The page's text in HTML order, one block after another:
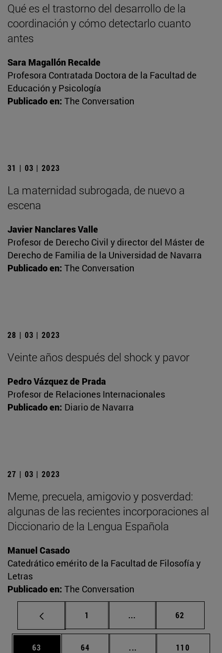
Qué es el trastorno del desarrollo de la
coordinación y cómo detectarlo cuanto
antes
Sara Magallón Recalde
Profesora Contratada Doctora de la Facultad de
Educación y Psicología
Publicado en: The Conversation
31 | 03 | 2023
La maternidad subrogada, de nuevo a
escena
Javier Nanclares Valle
Profesor de Derecho Civil y director del Máster de
Derecho de Familia de la Universidad de Navarra
Publicado en: The Conversation
28 | 03 | 2023
Veinte años después del shock y pavor
Pedro Vázquez de Prada
Profesor de Relaciones Internacionales
Publicado en: Diario de Navarra
27 | 03 | 2023
Meme, precuela, amigovio y posverdad:
algunas de las recientes incorporaciones al
Diccionario de la Lengua Española
Manuel Casado
Catedrático emérito de la Facultad de Filosofía y
Letras
Publicado en: The Conversation
Página
1 ... Páginas intermedias
Página
62
Página
63 Página
64 ... Páginas intermedias
Página
110